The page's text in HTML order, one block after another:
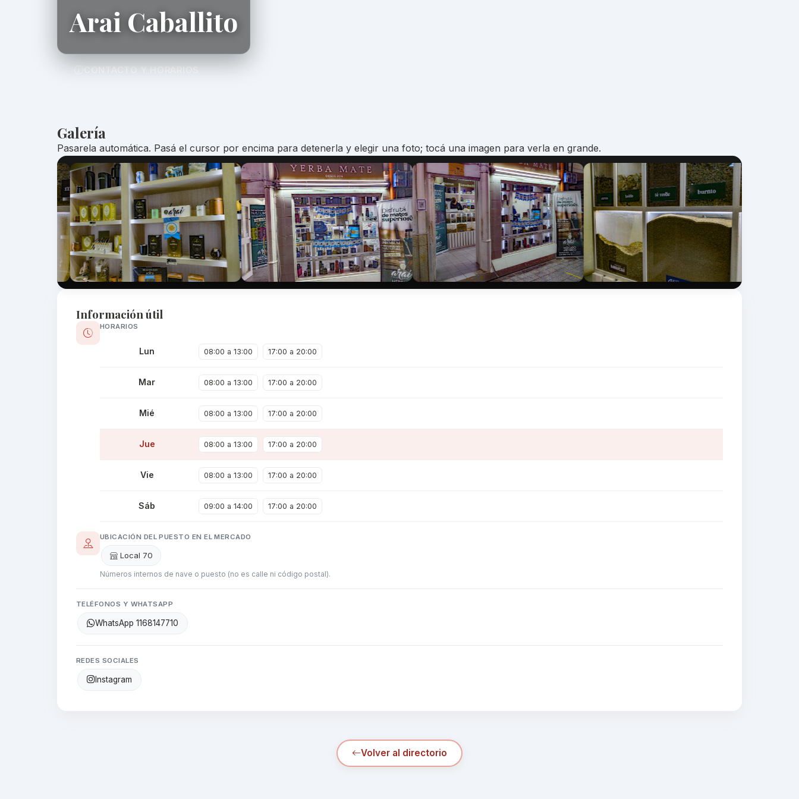
Arai Caballito
CONTACTO Y HORARIOS
Galería
Pasarela automática. Pasá el cursor por encima para detenerla y elegir una foto; tocá una imagen para verla en grande.
Información útil
HORARIOS
Lun 08:00 a 13:00 17:00 a 20:00
Mar 08:00 a 13:00 17:00 a 20:00
Mié 08:00 a 13:00 17:00 a 20:00
Jue 08:00 a 13:00 17:00 a 20:00
Vie 08:00 a 13:00 17:00 a 20:00
Sáb 09:00 a 14:00 17:00 a 20:00
UBICACIÓN DEL PUESTO EN EL MERCADO
Local 70
Números internos de nave o puesto (no es calle ni código postal).
TELÉFONOS Y WHATSAPP
WhatsApp 1168147710
REDES SOCIALES
Instagram
Volver al directorio